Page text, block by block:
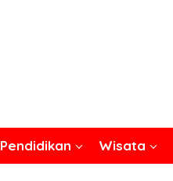
Pendidikan Wisata